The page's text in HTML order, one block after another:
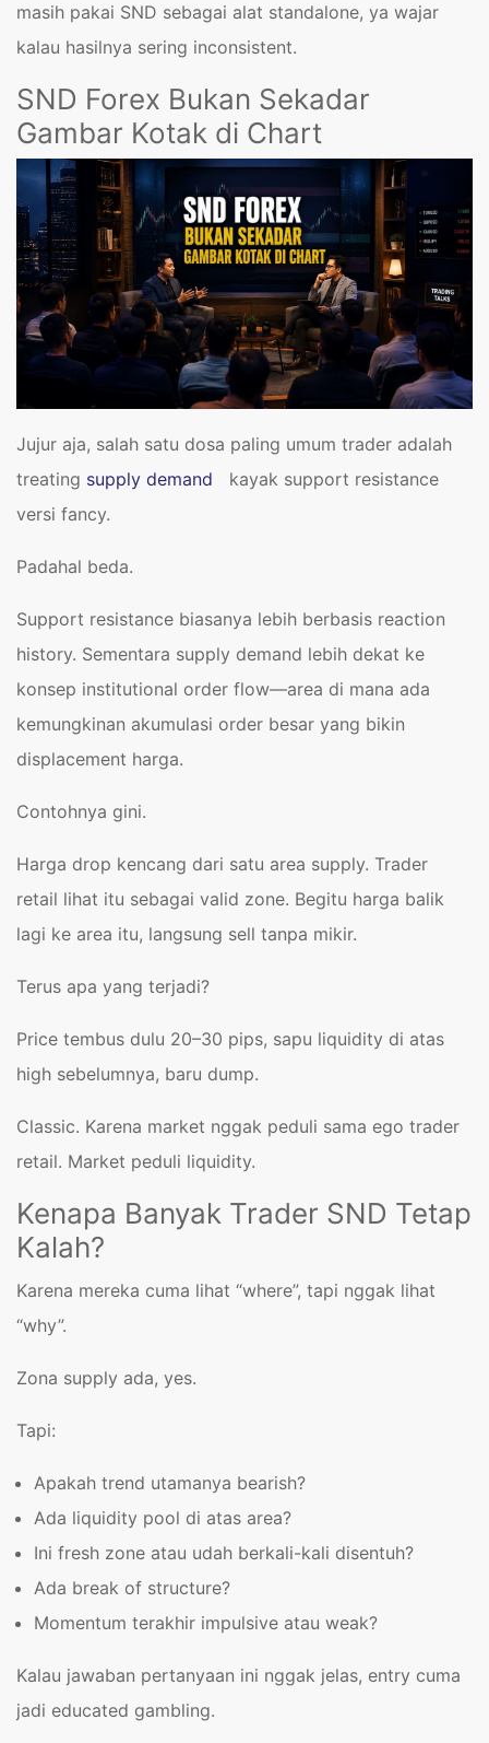
masih pakai SND sebagai alat standalone, ya wajar
kalau hasilnya sering inconsistent.
SND Forex Bukan Sekadar
Gambar Kotak di Chart
Jujur aja, salah satu dosa paling umum trader adalah
treating supply demand
kayak support resistance
versi fancy.
Padahal beda.
Support resistance biasanya lebih berbasis reaction
history. Sementara supply demand lebih dekat ke
konsep institutional order flow—area di mana ada
kemungkinan akumulasi order besar yang bikin
displacement harga.
Contohnya gini.
Harga drop kencang dari satu area supply. Trader
retail lihat itu sebagai valid zone. Begitu harga balik
lagi ke area itu, langsung sell tanpa mikir.
Terus apa yang terjadi?
Price tembus dulu 20–30 pips, sapu liquidity di atas
high sebelumnya, baru dump.
Classic. Karena market nggak peduli sama ego trader
retail. Market peduli liquidity.
Kenapa Banyak Trader SND Tetap
Kalah?
Karena mereka cuma lihat “where”, tapi nggak lihat
“why”.
Zona supply ada, yes.
Tapi:
Apakah trend utamanya bearish?
Ada liquidity pool di atas area?
Ini fresh zone atau udah berkali-kali disentuh?
Ada break of structure?
Momentum terakhir impulsive atau weak?
Kalau jawaban pertanyaan ini nggak jelas, entry cuma
jadi educated gambling.